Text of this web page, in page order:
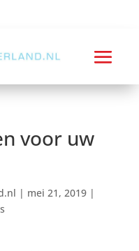
voor uw
| mei 21, 2019|